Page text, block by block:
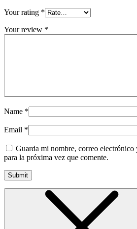
Your rating *
Your review *
Name *
Email *
Guarda mi nombre, correo electrónico
para la próxima vez que comente.